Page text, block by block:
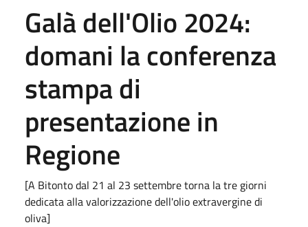
Galà dell'Olio 2024:
domani la conferenza
stampa di
presentazione in
Regione
[A Bitonto dal 21 al 23 settembre torna la tre giorni
dedicata alla valorizzazione dell'olio extravergine di
oliva]